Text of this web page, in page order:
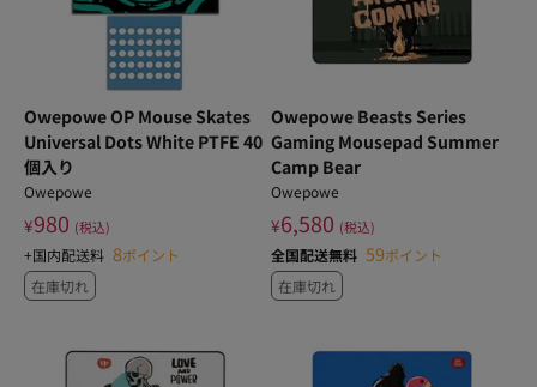
Owepowe OP Mouse Skates
Universal Dots White PTFE 40
個入り
Owepowe
¥980 (税込)
+国内配送料 8ポイント
在庫切れ
Owepowe Beasts Series
Gaming Mousepad Summer
Camp Bear
Owepowe
¥6,580 (税込)
全国配送無料 59ポイント
在庫切れ